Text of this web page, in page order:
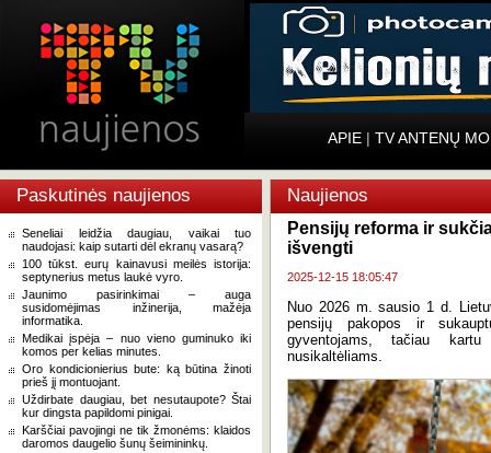
APIE | TV ANTENŲ
Paskutinės naujienos
Seneliai leidžia daugiau, vaikai tuo
naudojasi: kaip sutarti dėl ekranų vasarą?
100 tūkst. eurų kainavusi meilės istorija:
septynerius metus laukė vyro.
Jaunimo pasirinkimai – auga
susidomėjimas inžinerija, mažėja
informatika.
Medikai įspėja – nuo vieno guminuko iki
komos per kelias minutes.
Oro kondicionierius bute: ką būtina žinoti
prieš jį montuojant.
Uždirbate daugiau, bet nesutaupote? Štai
kur dingsta papildomi pinigai.
Karščiai pavojingi ne tik žmonėms: klaidos
daromos daugelio šunų šeimininkų.
Naujienos
Pensijų reforma ir
išvengti
2025-12-15 18:05:47
Nuo 2026 m. sausio 1 d.
pensijų pakopos ir
gyventojams, tačiau
nusikaltėliams.